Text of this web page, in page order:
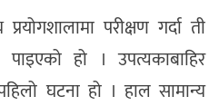
परीक्षण गर्दा ती
हो । उपत्यकाबाहिर
घटना हो । हाल सामान्य